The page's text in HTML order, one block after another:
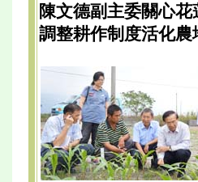
陳文德副主委關心花
調整耕作制度活化